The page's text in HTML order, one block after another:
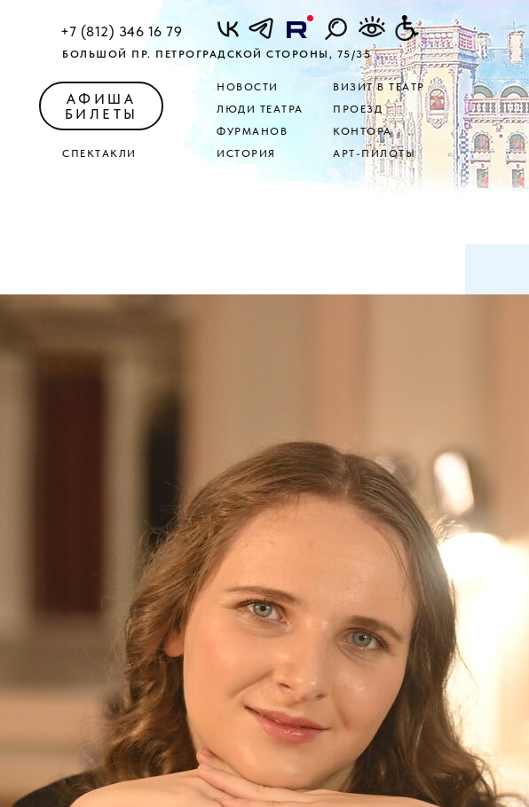
+7 (812) 346 16 79
БОЛЬШОЙ ПР. ПЕТРОГРАДСКОЙ СТОРОНЫ, 75/35
АРТ-ПИЛОТЫ
КОНТОРА
ПРОЕЗД
ВИЗИТ В ТЕАТР
НОВОСТИ
ИСТОРИЯ
ФУРМАНОВ
ЛЮДИ ТЕАТРА
СПЕКТАКЛИ
АФИША
БИЛЕТЫ